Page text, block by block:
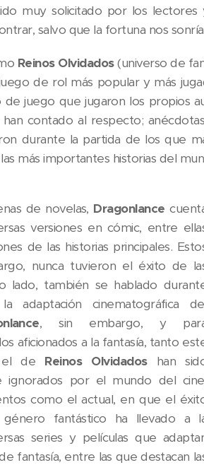
muy solicitado por los lectores
salvo que la fortuna nos
Reinos Olvidados(universo de
de rol más popular y más
juego que jugaron los propios
han contado al respecto;
durante la partida de los que
más importantes historias del
de novelas, Dragonlance
versiones en cómic, entre
de las historias principales.
nunca tuvieron el éxito de
lado, también se hablado
adaptación cinematográfica
, sin embargo, y
aficionados a la fantasía, tanto
el de Reinos Olvidados han
ignorados por el mundo del
como el actual, en que el
fantástico ha llevado a
series y películas que
fantasía, entre las que destacan